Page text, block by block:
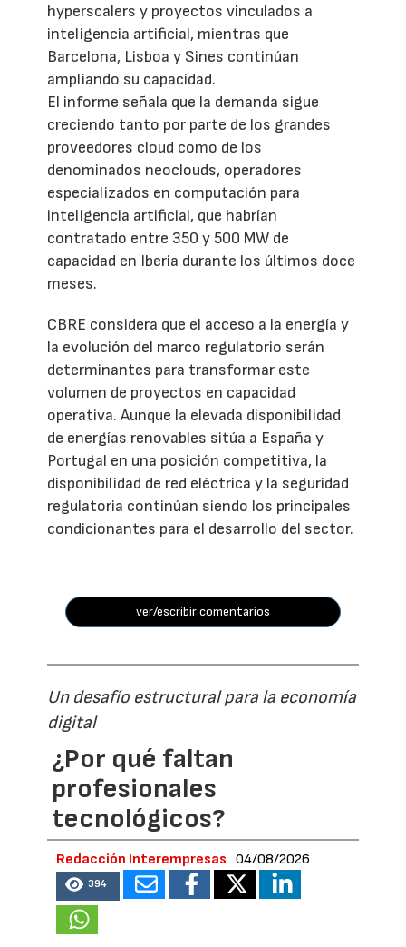
hyperscalers y proyectos vinculados a
inteligencia artificial, mientras que
Barcelona, Lisboa y Sines continúan
ampliando su capacidad.
El informe señala que la demanda sigue
creciendo tanto por parte de los grandes
proveedores cloud como de los
denominados neoclouds, operadores
especializados en computación para
inteligencia artificial, que habrían
contratado entre 350 y 500 MW de
capacidad en Iberia durante los últimos doce
meses.
CBRE considera que el acceso a la energía y
la evolución del marco regulatorio serán
determinantes para transformar este
volumen de proyectos en capacidad
operativa. Aunque la elevada disponibilidad
de energías renovables sitúa a España y
Portugal en una posición competitiva, la
disponibilidad de red eléctrica y la seguridad
regulatoria continúan siendo los principales
condicionantes para el desarrollo del sector.
ver/escribir comentarios
Un desafío estructural para la economía
digital
¿Por qué faltan
profesionales
tecnológicos?
Redacción Interempresas 04/08/2026
394